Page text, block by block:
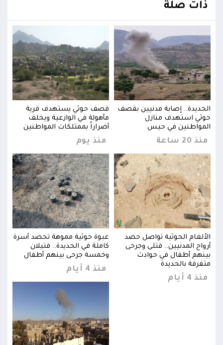
ذات صلة
الحديدة.. إصابة مدنيين بقصف
حوثي استهدف منازل
المواطنين في حيس
منذ 20 ساعة
قصف حوثي يستهدف قرية
مأهولة في الوازعية ويخلف
أضراراً بممتلكات المواطنين
منذ يوم
الألغام الحوثية تواصل حصد
أرواح المدنيين.. قتلى وجرحى
بينهم أطفال في حوادث
متفرقة بالحديدة
منذ 4 أيام
عبوة حوثية مموهة تحصد أسرة
كاملة في الحديدة.. قتيلان
وخمسة جرحى بينهم أطفال
منذ 4 أيام